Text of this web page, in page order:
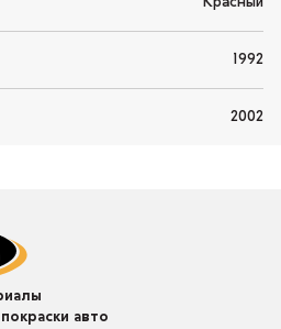
1992
2002
авто